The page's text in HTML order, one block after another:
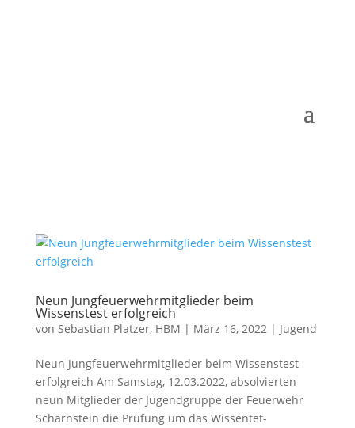
Neun Jungfeuerwehrmitglieder beim
Wissenstest erfolgreich
von Sebastian Platzer, HBM | März 16, 2022| Jugend
Neun Jungfeuerwehrmitglieder beim Wissenstest
erfolgreich Am Samstag, 12.03.2022, absolvierten
neun Mitglieder der Jugendgruppe der Feuerwehr
Scharnstein die Prüfung um das Wissentet-